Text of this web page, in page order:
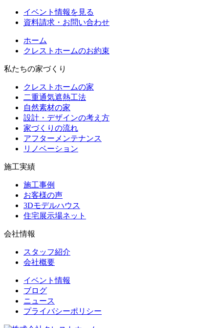
イベント情報を見る
資料請求・お問い合わせ
ホーム
クレストホームのお約束
私たちの家づくり
クレストホームの家
二重通気遮熱工法
自然素材の家
設計・デザインの考え方
家づくりの流れ
アフターメンテナンス
リノベーション
施工実績
施工事例
お客様の声
3Dモデルハウス
住宅展示場ネット
会社情報
スタッフ紹介
会社概要
イベント情報
ブログ
ニュース
プライバシーポリシー